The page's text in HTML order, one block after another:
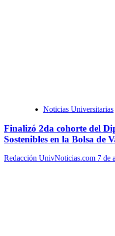
Noticias Universitarias
Finalizó 2da cohorte del
Sostenibles en la Bolsa de
Redacción UnivNoticias.com 7 de